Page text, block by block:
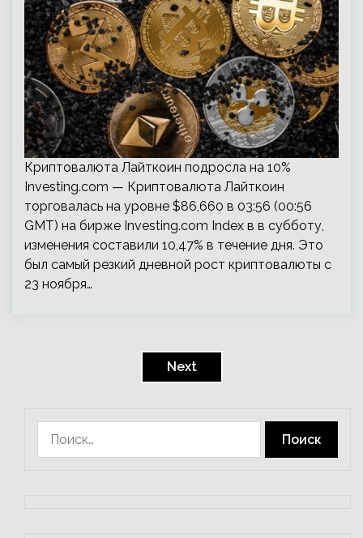
Криптовалюта Лайткоин подросла на 10%
Investing.com — Криптовалюта Лайткоин
торговалась на уровне $86,660 в 03:56 (00:56
GMT) на бирже Investing.com Index в в субботу,
изменения составили 10,47% в течение дня. Это
был самый резкий дневной рост криптовалюты с
23 ноября…
Next